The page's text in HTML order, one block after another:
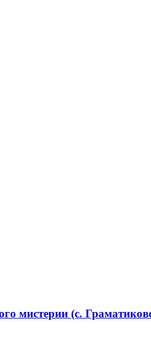
мистерии (с.